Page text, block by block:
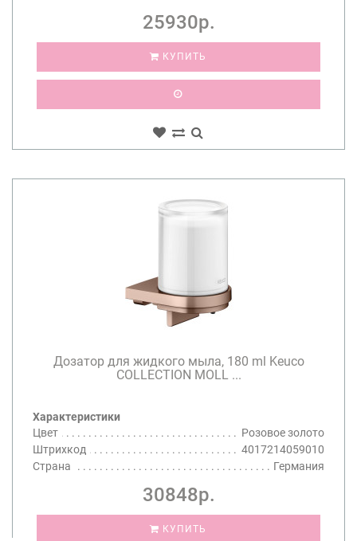
25930р.
КУПИТЬ
Дозатор для жидкого мыла, 180 ml Keuco
COLLECTION MOLL ...
Характеристики
Цвет
Розовое золото
Штрихкод
4017214059010
Страна
Германия
30848р.
КУПИТЬ